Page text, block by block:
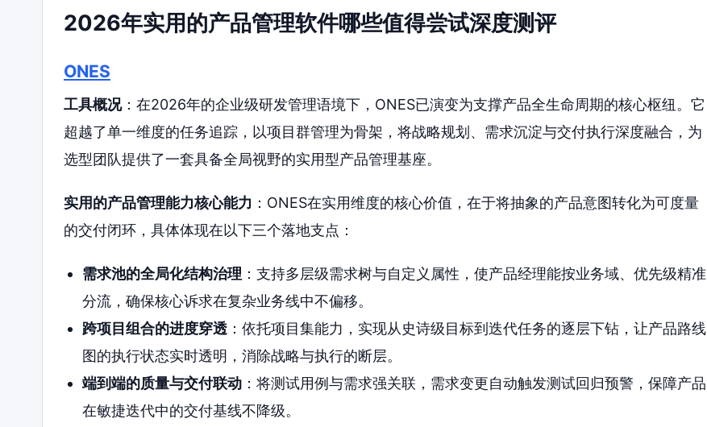
2026年实用的产品管理软件哪些值得尝试深度测评
ONES
工具概况：在2026年的企业级研发管理语境下，ONES已演变为支撑产品全生命周期的核心枢纽。它
超越了单一维度的任务追踪，以项目群管理为骨架，将战略规划、需求沉淀与交付执行深度融合，为
选型团队提供了一套具备全局视野的实用型产品管理基座。
实用的产品管理能力核心能力 ：ONES在实用维度的核心价值，在于将抽象的产品意图转化为可度量
的交付闭环，具体体现在以下三个落地支点：
需求池的全局化结构治理 ：支持多层级需求树与自定义属性，使产品经理能按业务域、优先级精准
分流，确保核心诉求在复杂业务线中不偏移。
跨项目组合的进度穿透：依托项目集能力，实现从史诗级目标到迭代任务的逐层下钻，让产品路线
图的执行状态实时透明，消除战略与执行的断层。
端到端的质量与交付联动：将测试用例与需求强关联，需求变更自动触发测试回归预警，保障产品
在敏捷迭代中的交付基线不降级。